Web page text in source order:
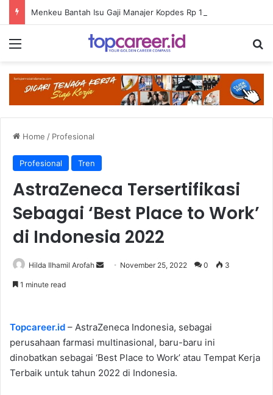
Menu
Home / Profesional
Profesional Tren
AstraZeneca Tersertifikasi
Sebagai ‘Best Place to Work’
di Indonesia 2022
Hilda Ilhamil Arofah
Send November 25, 2022 0 3
1 minute read
Topcareer.id – AstraZeneca Indonesia, sebagai
perusahaan farmasi multinasional, baru-baru ini
dinobatkan sebagai ‘Best Place to Work’ atau Tempat Kerja
Terbaik untuk tahun 2022 di Indonesia.